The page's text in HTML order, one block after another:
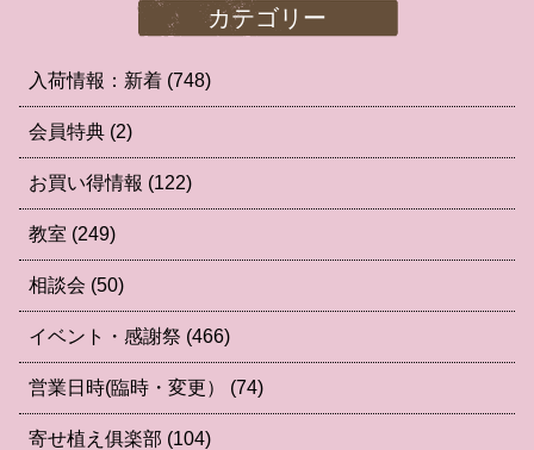
カテゴリー
入荷情報：新着 (748)
会員特典 (2)
お買い得情報 (122)
教室 (249)
相談会 (50)
イベント・感謝祭 (466)
営業日時(臨時・変更） (74)
寄せ植え俱楽部 (104)